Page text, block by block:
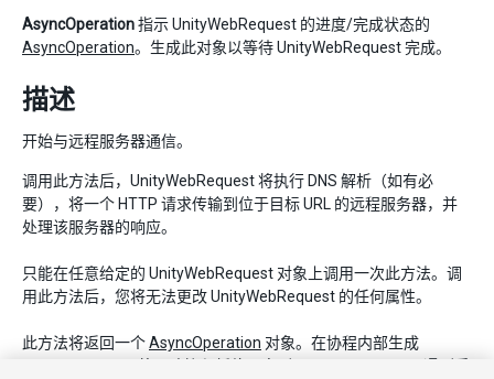
AsyncOperation指示 UnityWebRequest 的进度/完成状态的
AsyncOperation。生成此对象以等待 UnityWebRequest 完成。
描述
开始与远程服务器通信。
调用此方法后，UnityWebRequest 将执行 DNS 解析（如有必
要），将一个 HTTP 请求传输到位于目标 URL 的远程服务器，并
处理该服务器的响应。
只能在任意给定的 UnityWebRequest 对象上调用一次此方法。调
用此方法后，您将无法更改 UnityWebRequest 的任何属性。
此方法将返回一个AsyncOperation 对象。在协程内部生成